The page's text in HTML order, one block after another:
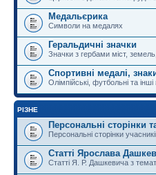
Медальєрика
Символи на медалях
Геральдичні значки
Значки з гербами міст,
Спортивні медалі,
Олімпійські, футбольні та
РІЗНЕ
Персональні сторінки
Персональні сторінки
Статті Ярослава
Статті Я. Р. Дашкевича з